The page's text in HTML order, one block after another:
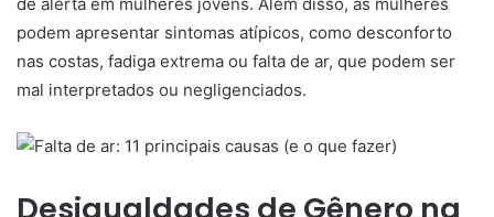
podem apresentar sintomas atípicos, como desconforto
nas costas, fadiga extrema ou falta de ar, que podem ser
mal interpretados ou negligenciados.
Desigualdades de Gênero na